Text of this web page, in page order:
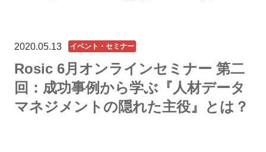
2020.05.13 イベント・セミナー
Rosic 6月オンラインセミナー 第二
回：成功事例から学ぶ『人材データ
マネジメントの隠れた主役』とは？